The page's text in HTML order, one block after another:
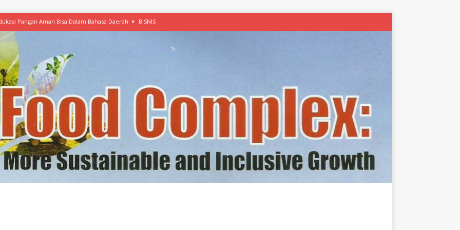
Pangan Aman Bisa Dalam Bahasa Daerah BISNIS
Mulai Ekspansi, IKEA dan MSC Dukung Seafood Berkelanjutan
Free Versi Healthy Choice, Tepung Talas Kimpul Pilihan Menu Sehat
Latih Olah Singkong, KKN Universitas Lampung Kenalkan Sosmocaf
Makanan dengan McCormick, Ciptakan Raksasa Rp1.100 Triliun